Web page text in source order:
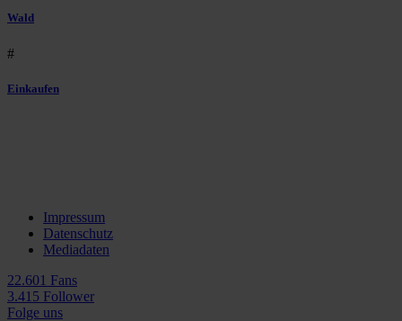
Wald
#
Einkaufen
Impressum
Datenschutz
Mediadaten
22.601 Fans
3.415 Follower
Folge uns